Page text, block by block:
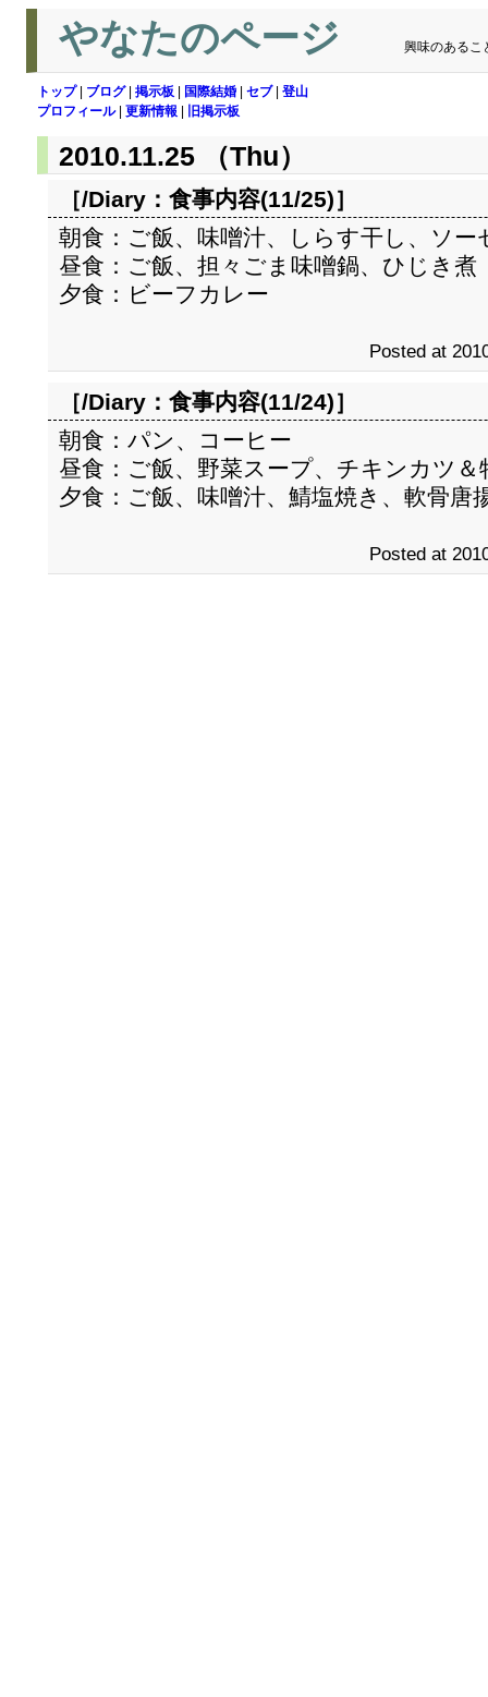
やなたのページ 興味のあるこ
トップ| ブログ| 掲示板 国際結婚 セブ| 登山
プロフィール| 更新情報 旧掲示板
2010.11.25 （Thu）
［/Diary： 食事内容(11/25)］
朝食：ご飯、味噌汁、しらす干し、ソー
昼食：ご飯、担々ごま味噌鍋、ひじき煮
夕食：ビーフカレー
Posted at
［/Diary： 食事内容(11/24)］
朝食：パン、コーヒー
昼食：ご飯、野菜スープ、チキンカツ＆
夕食：ご飯、味噌汁、鯖塩焼き、軟骨唐
Posted at